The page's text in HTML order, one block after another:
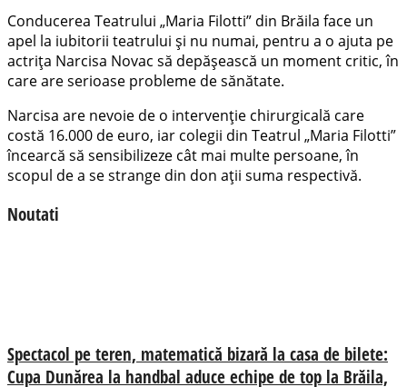
Conducerea Teatrului „Maria Filotti” din Brăila face un
apel la iubitorii teatrului și nu numai, pentru a o ajuta pe
actrița Narcisa Novac să depășească un moment critic, în
care are serioase probleme de sănătate.
Narcisa are nevoie de o intervenție chirurgicală care
costă 16.000 de euro, iar colegii din Teatrul „Maria Filotti”
încearcă să sensibilizeze cât mai multe persoane, în
scopul de a se strange din don ații suma respectivă.
Noutati
Spectacol pe teren, matematică bizară la casa de bilete:
Cupa Dunărea la handbal aduce echipe de top la Brăila,